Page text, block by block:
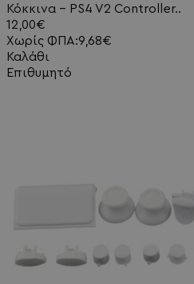
Κόκκινα - PS4 V2 Controller..
12,00€
Χωρίς ΦΠΑ:9,68€
Καλάθι
Επιθυμητό